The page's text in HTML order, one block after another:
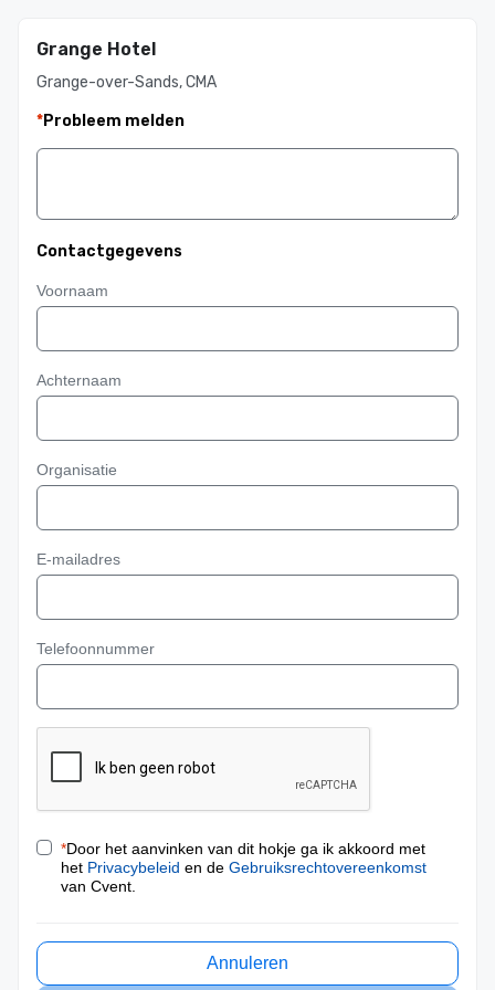
Grange Hotel
Grange-over-Sands, CMA
*Probleem melden
Contactgegevens
Voornaam
Achternaam
Organisatie
E-mailadres
Telefoonnummer
*Door het aanvinken van dit hokje ga ik akkoord met
het Privacybeleid en de Gebruiksrechtovereenkomst
van Cvent.
Annuleren